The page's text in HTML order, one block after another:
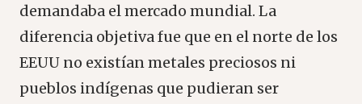
demandaba el mercado mundial. La
diferencia objetiva fue que en el norte de los
EEUU no existían metales preciosos ni
pueblos indígenas que pudieran ser